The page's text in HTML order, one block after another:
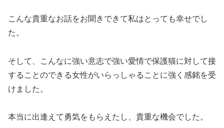
こんな貴重なお話をお聞きできて私はとっても幸せでし
た。
そして、こんなに強い意志で強い愛情で保護猫に対して接
することのできる女性がいらっしゃることに強く感銘を受
けました。
本当に出逢えて勇気をもらえたし、貴重な機会でした。